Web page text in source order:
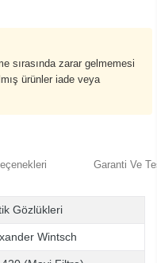
sırasında zarar gelmemesi
ürünler iade veya
Garanti Ve
Gözlükleri
Wintsch